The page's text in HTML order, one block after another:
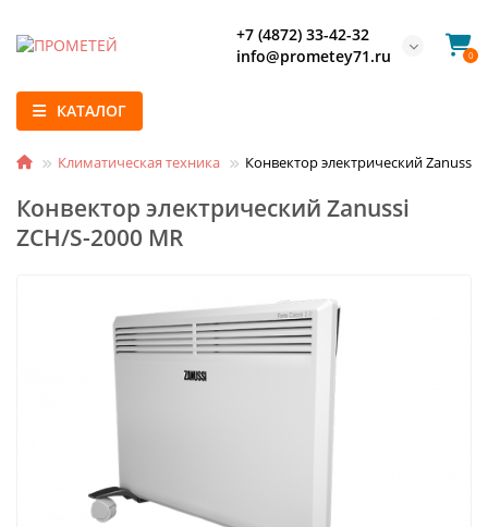
+7 (4872) 33-42-32
info@prometey71.ru
0
КАТАЛОГ
Климатическая техника Конвектор электрический Zanussi
Конвектор электрический Zanussi
ZCH/S-2000 MR